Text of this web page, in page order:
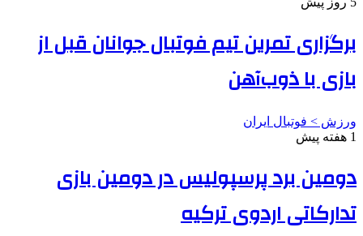
برگزاری تمرین تیم فوتبال جوانان قبل از
بازی با ذوب‌آهن
ورزش > فوتبال ایران
1 هفته پیش
دومین برد پرسپولیس در دومین بازی
تدارکاتی اردوی ترکیه